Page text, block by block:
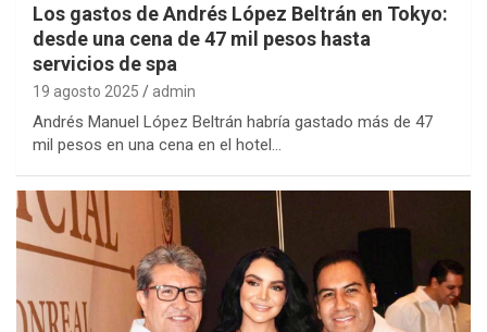
Los gastos de Andrés López Beltrán en Tokyo:
desde una cena de 47 mil pesos hasta
servicios de spa
19 agosto 2025 admin
Andrés Manuel López Beltrán habría gastado más de 47
mil pesos en una cena en el hotel…